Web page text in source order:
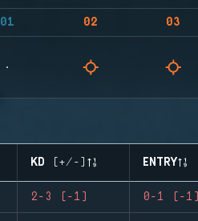
01 02 03
KD (+/-) ENTRY
2-3 (-1) 0-1 (-1)